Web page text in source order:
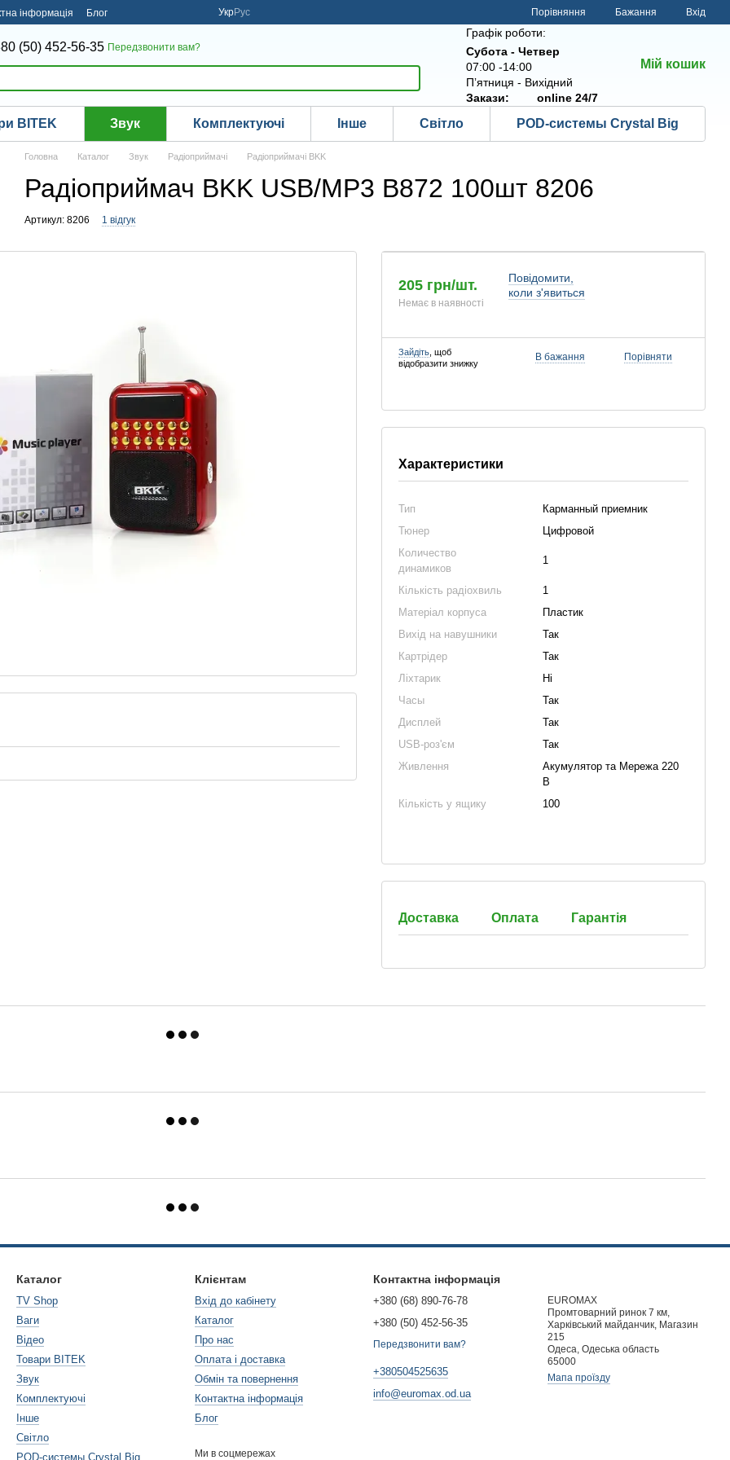
інформація Блог УкрРус Порівняння Бажання Вхід
(50) 452-56-35 Передзвонити вам?
Графік роботи:
Субота - Четвер
07:00 -14:00
Пʼятниця - Вихідний
Закази:
online 24/7
Мій кошик
BITEK Звук Комплектуючі Інше Світло POD-системы Crystal Big
Головна Каталог Звук Радіоприймачі Радіоприймачі BKK
Радіоприймач BKK USB/MP3 B872 100шт 8206
Артикул: 8206 1 відгук
205 грн/шт.
Немає в наявності
Повідомити,
коли з'явиться
Зайдіть , щоб
відобразити знижку
В бажання Порівняти
Характеристики
Тип
Карманный приемник
Тюнер
Цифровой
Количество
динамиков
1
Кількість радіохвиль
1
Матеріал корпуса
Пластик
Вихід на навушники
Так
Картрідер
Так
Ліхтарик
Ні
Часы
Так
Дисплей
Так
USB-роз'єм
Так
Живлення
Акумулятор та Мережа 220
В
Кількість у ящику
100
Доставка Оплата Гарантія
Каталог
TV Shop
Ваги
Відео
Товари BITEK
Звук
Комплектуючі
Інше
Світло
POD-системы Crystal Big
Клієнтам
Вхід до кабінету
Каталог
Про нас
Оплата і доставка
Обмін та повернення
Контактна інформація
Блог
Ми в соцмережах
Контактна інформація
+380 (68) 890-76-78
+380 (50) 452-56-35
Передзвонити вам?
+380504525635
info@euromax.od.ua
EUROMAX
Промтоварний ринок 7 км,
Харківський майданчик, Магазин
215
Одеса, Одеська область
65000
Мапа проїзду